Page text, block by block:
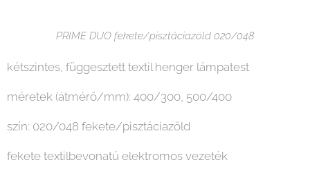
PRIME DUO fekete/pisztáciazöld 020/048
kétszintes, függesztett textil henger lámpatest
méretek (átmérő/mm): 400/300, 500/400
szín: 020/048 fekete/pisztáciazöld
fekete textilbevonatú elektromos vezeték